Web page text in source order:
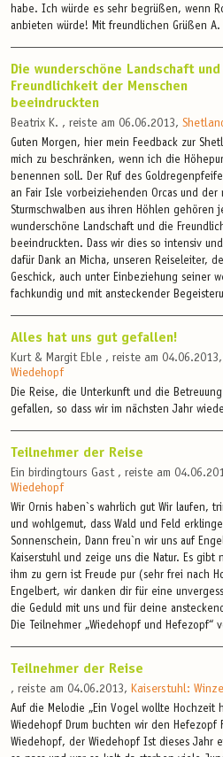
habe. Ich würde es sehr begrüßen, wenn
anbieten würde! Mit freundlichen Grüßen A.
Die wunderschöne Landschaft
Freundlichkeit der Menschen
beeindruckten
Beatrix K. , reiste am 06.06.2013,
Guten Morgen, hier mein Feedback zur
mich zu beschränken, wenn ich die
benennen soll. Der Ruf des
an Fair Isle vorbeiziehenden Orcas und
Sturmschwalben aus ihren Höhlen gehören
wunderschöne Landschaft und die
beeindruckten. Dass wir dies so intensiv
dafür Dank an Micha, unseren Reiseleiter,
Geschick, auch unter Einbeziehung seiner
fachkundig und mit ansteckender
Alles hat uns gut gefallen!
Kurt & Margit Eble , reiste am 04.06.2013,
Wiedehopf
Die Reise, die Unterkunft und die
gefallen, so dass wir im nächsten Jahr
Teilnehmer der Reise
Ein birdingtours Gast , reiste am
Wiedehopf
Wir Ornis haben`s wahrlich gut Wir laufen,
und wohlgemut, dass Wald und Feld
Sonnenschein, Dann freu`n wir uns auf
Kaiserstuhl und zeige uns die Natur. Es
ihm zu gern ist Freude pur (sehr frei nach
Engelbert, wir danken dir für eine
die Geduld mit uns und für deine
Die Teilnehmer „Wiedehopf und Hefezopf“
Teilnehmer der Reise
, reiste am 04.06.2013, Kaiserstuhl:
Auf die Melodie „Ein Vogel wollte Hochzeit
Wiedehopf Drum buchten wir den Hefezopf
Wiedehopf, der Wiedehopf Ist dieses Jahr